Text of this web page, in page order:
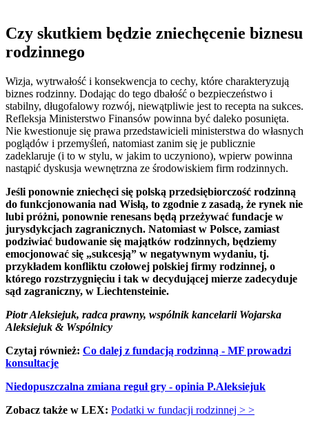
Czy skutkiem będzie zniechęcenie biznesu
rodzinnego
Wizja, wytrwałość i konsekwencja to cechy, które charakteryzują
biznes rodzinny. Dodając do tego dbałość o bezpieczeństwo i
stabilny, długofalowy rozwój, niewątpliwie jest to recepta na sukces.
Refleksja Ministerstwo Finansów powinna być daleko posunięta.
Nie kwestionuje się prawa przedstawicieli ministerstwa do własnych
poglądów i przemyśleń, natomiast zanim się je publicznie
zadeklaruje (i to w stylu, w jakim to uczyniono), wpierw powinna
nastąpić dyskusja wewnętrzna ze środowiskiem firm rodzinnych.
Jeśli ponownie zniechęci się polską przedsiębiorczość rodzinną
do funkcjonowania nad Wisłą, to zgodnie z zasadą, że rynek nie
lubi próżni, ponownie renesans będą przeżywać fundacje w
jurysdykcjach zagranicznych. Natomiast w Polsce, zamiast
podziwiać budowanie się majątków rodzinnych, będziemy
emocjonować się „sukcesją” w negatywnym wydaniu, tj.
przykładem konfliktu czołowej polskiej firmy rodzinnej, o
którego rozstrzygnięciu i tak w decydującej mierze zadecyduje
sąd zagraniczny, w Liechtensteinie.
Piotr Aleksiejuk, radca prawny, wspólnik kancelarii Wojarska
Aleksiejuk & Wspólnicy
Czytaj również: Co dalej z fundacją rodzinną - MF prowadzi
konsultacje
Niedopuszczalna zmiana reguł gry - opinia P.Aleksiejuk
Zobacz także w LEX: Podatki w fundacji rodzinnej > >